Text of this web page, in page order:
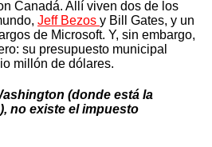
Canadá. Allí viven dos de los
Jeff Bezos y Bill Gates, y un
de Microsoft. Y, sin embargo,
su presupuesto municipal
millón de dólares.
(donde está la
no existe el impuesto